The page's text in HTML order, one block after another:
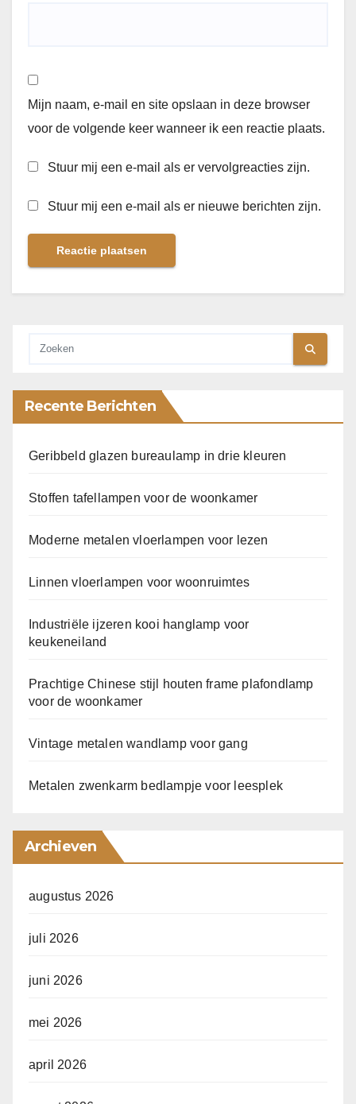
Mijn naam, e-mail en site opslaan in deze browser
voor de volgende keer wanneer ik een reactie plaats.
Stuur mij een e-mail als er vervolgreacties zijn.
Stuur mij een e-mail als er nieuwe berichten zijn.
Recente Berichten
Geribbeld glazen bureaulamp in drie kleuren
Stoffen tafellampen voor de woonkamer
Moderne metalen vloerlampen voor lezen
Linnen vloerlampen voor woonruimtes
Industriële ijzeren kooi hanglamp voor
keukeneiland
Prachtige Chinese stijl houten frame plafondlamp
voor de woonkamer
Vintage metalen wandlamp voor gang
Metalen zwenkarm bedlampje voor leesplek
Archieven
augustus 2026
juli 2026
juni 2026
mei 2026
april 2026